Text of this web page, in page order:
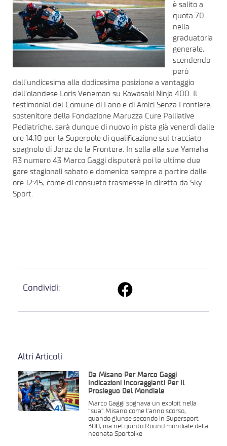
è salito a
quota 70
nella
graduatoria
generale,
scendendo
però
dall’undicesima alla dodicesima posizione a vantaggio
dell’olandese Loris Veneman su Kawasaki Ninja 400. Il
testimonial del Comune di Fano e di Amici Senza Frontiere,
sostenitore della Fondazione Maruzza Cure Palliative
Pediatriche, sarà dunque di nuovo in pista già venerdì dalle
ore 14:10 per la Superpole di qualificazione sul tracciato
spagnolo di Jerez de la Frontera. In sella alla sua Yamaha
R3 numero 43 Marco Gaggi disputerà poi le ultime due
gare stagionali sabato e domenica sempre a partire dalle
ore 12:45, come di consueto trasmesse in diretta da Sky
Sport.
Condividi:
Altri Articoli
Da Misano Per Marco Gaggi
Indicazioni Incoraggianti Per Il
Prosieguo Del Mondiale
Marco Gaggi sognava un exploit nella
“sua” Misano come l’anno scorso,
quando giunse secondo in Supersport
300, ma nel quinto Round mondiale della
neonata Sportbike